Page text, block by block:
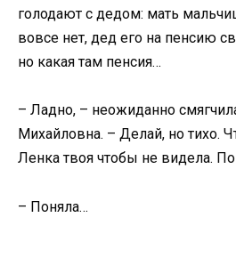
голодают с дедом: мать
вовсе нет, дед его на пенсию
но какая там пенсия…
– Ладно, – неожиданно
Михайловна. – Делай, но тихо.
Ленка твоя чтобы не видела.
– Поняла…